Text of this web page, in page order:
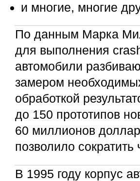
и многие, многие
По данным Марка
для выполнения
автомобили
замером
обработкой
до 150 прототипов
60 миллионов
позволило
В 1995 году корпус